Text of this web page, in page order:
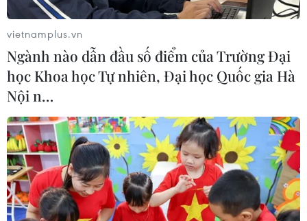
Vịnh Hạ Long có diện tích 1.553 km2 với gần 2000 hòn
đảo lớn nhỏ quần tụ trên vùng biển Đông Bắc, là tác
phẩm nghệ thuật tạo hình vĩ đại của thiên nhiên.
vietnamplus.vn
Ngành nào dẫn đầu số điểm của Trường Đại
học Khoa học Tự nhiên, Đại học Quốc gia Hà
Nội n…